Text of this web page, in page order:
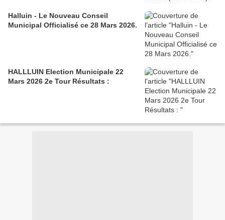
Halluin - Le Nouveau Conseil
Municipal Officialisé ce 28 Mars 2026.
HALLLUIN Election Municipale 22
Mars 2026 2e Tour Résultats :